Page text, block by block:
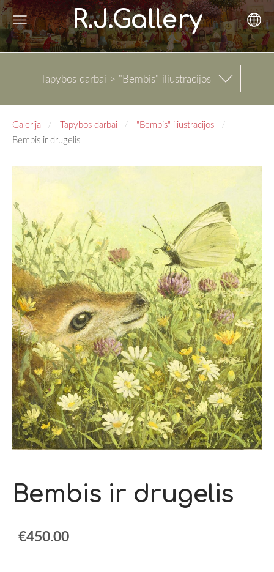
R.J.Gallery
Tapybos darbai > "Bembis" iliustracijos
Galerija Tapybos darbai
"Bembis" iliustracijos
Bembis ir drugelis
Bembis ir drugelis
€450.00